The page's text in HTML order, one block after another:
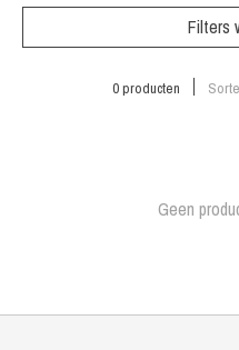
Filters
0 producten
Geen